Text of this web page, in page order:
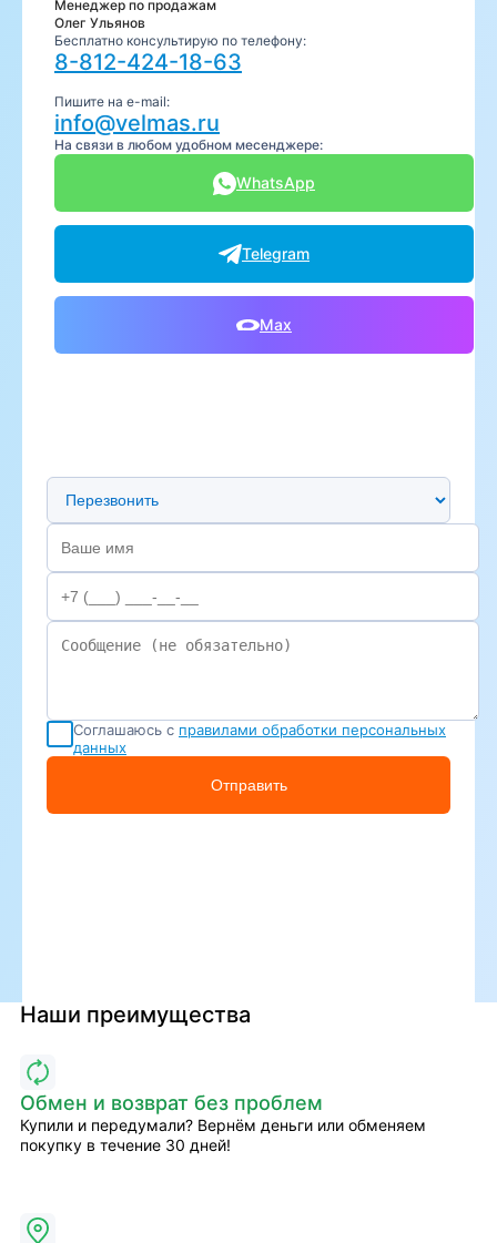
Менеджер по продажам
Олег Ульянов
Бесплатно консультирую по телефону:
8-812-424-18-63
Пишите на e-mail:
info@velmas.ru
На связи в любом удобном месенджере:
WhatsApp
Telegram
Max
Предпочтительный способ связи
Соглашаюсь с правилами обработки персональных
данных
Отправить
Наши преимущества
Обмен и возврат без проблем
Купили и передумали? Вернём деньги или обменяем
покупку в течение 30 дней!